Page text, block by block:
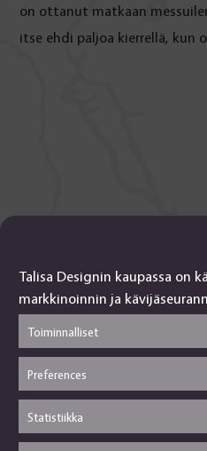
Talisa Designin kaupassa on
markkinoinnin ja
Toiminnalliset
Preferences
Statistiikka
on ottanut matkaan
itse ehdi paljoa kierrellä, kun
Talisa Design
tanjalusua@gmail.com
050-4917845
Jälleenmyyjät
Käsityökortteli
Evästekäytännöt
Tietosuojaseloste